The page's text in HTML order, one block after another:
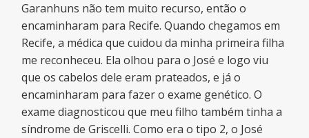
Garanhuns não tem muito recurso, então o
encaminharam para Recife. Quando chegamos em
Recife, a médica que cuidou da minha primeira filha
me reconheceu. Ela olhou para o José e logo viu
que os cabelos dele eram prateados, e já o
encaminharam para fazer o exame genético. O
exame diagnosticou que meu filho também tinha a
síndrome de Griscelli. Como era o tipo 2, o José